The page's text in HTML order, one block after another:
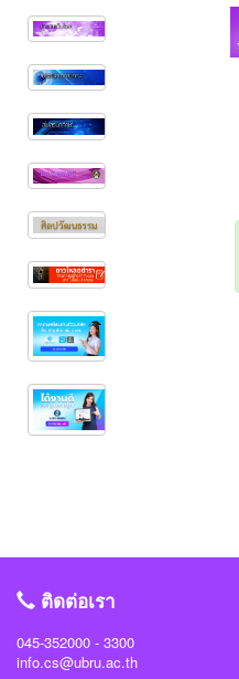
ติดต่อเรา
045-352000 - 3300
info.cs@ubru.ac.th